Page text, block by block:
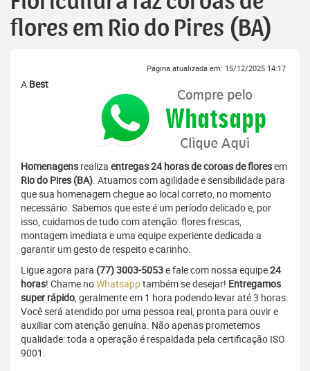
flores em Rio do Pires (BA)
Página atualizada em: 15/12/2025 14:17
A Best
Homenagens realiza entregas 24 horas de coroas de floresem
Rio do Pires (BA). Atuamos com agilidade e sensibilidade para
que sua homenagem chegue ao local correto, no momento
necessário. Sabemos que este é um período delicado e, por
isso, cuidamos de tudo com atenção: flores frescas,
montagem imediata e uma equipe experiente dedicada a
garantir um gesto de respeito e carinho.
Ligue agora para (77) 3003-5053e fale com nossa equipe24
horas! Chame noWhatsapptambém se desejar! Entregamos
super rápido, geralmente em 1 hora podendo levar até 3 horas.
Você será atendido por uma pessoa real, pronta para ouvir e
auxiliar com atenção genuína. Não apenas prometemos
qualidade: toda a operação é respaldada pela certificação ISO
9001.